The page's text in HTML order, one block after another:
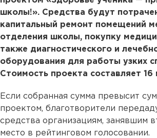
школы!». Средства будут
капитальный ремонт помещений
отделения школы, покупку
также диагностического и
оборудования для работы узких
Стоимость проекта составляет 16
Если собранная сумма превысит
проектом, благотворители
средства организациям, занявшим
место в рейтинговом голосовании.